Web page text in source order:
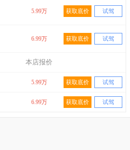
5.99万 获取底价 试驾
6.99万 获取底价 试驾
本店报价
5.99万 获取底价 试驾
6.99万 获取底价 试驾